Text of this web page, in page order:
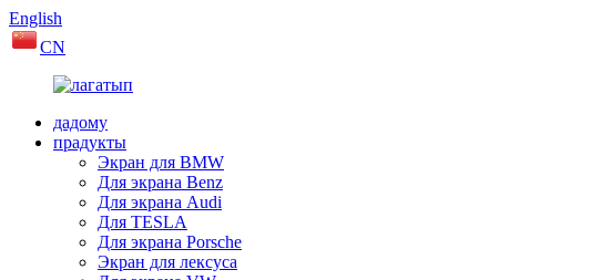
English
CN
дадому
прадукты
Экран для BMW
Для экрана Benz
Для экрана Audi
Для TESLA
Для экрана Porsche
Экран для лексуса